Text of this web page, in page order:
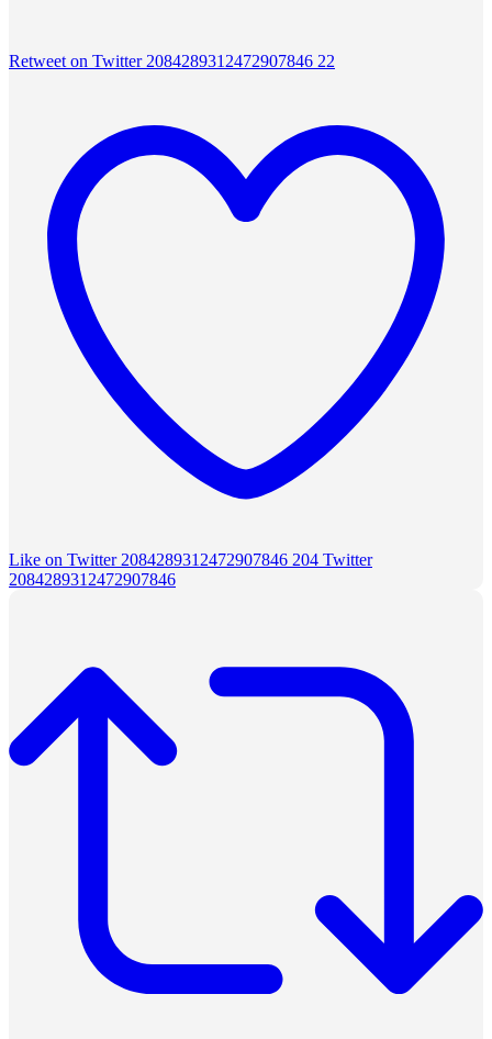
Retweet on Twitter 2084289312472907846 22
Like on Twitter 2084289312472907846 204 Twitter
2084289312472907846